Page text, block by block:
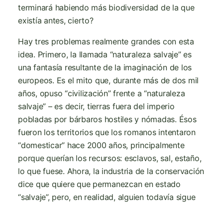
terminará habiendo más biodiversidad de la que
existía antes, cierto?
Hay tres problemas realmente grandes con esta
idea. Primero, la llamada “naturaleza salvaje” es
una fantasía resultante de la imaginación de los
europeos. Es el mito que, durante más de dos mil
años, opuso “civilización” frente a “naturaleza
salvaje” – es decir, tierras fuera del imperio
pobladas por bárbaros hostiles y nómadas. Ésos
fueron los territorios que los romanos intentaron
“domesticar” hace 2000 años, principalmente
porque querían los recursos: esclavos, sal, estaño,
lo que fuese. Ahora, la industria de la conservación
dice que quiere que permanezcan en estado
“salvaje”, pero, en realidad, alguien todavía sigue